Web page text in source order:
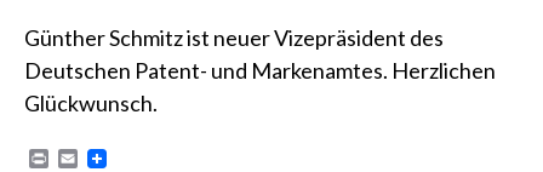
Günther Schmitz ist neuer Vizepräsident des
Deutschen Patent- und Markenamtes. Herzlichen
Glückwunsch.
E